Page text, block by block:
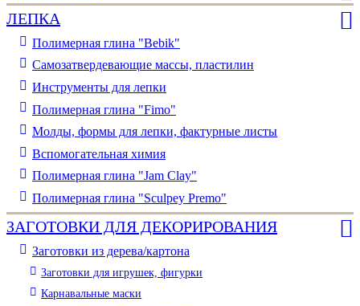
ЛЕПКА
Полимерная глина "Bebik"
Самозатвердевающие массы, пластилин
Инструменты для лепки
Полимерная глина "Fimo"
Молды, формы для лепки, фактурные листы
Вспомогательная химия
Полимерная глина "Jam Clay"
Полимерная глина "Sculpey Premo"
ЗАГОТОВКИ ДЛЯ ДЕКОРИРОВАНИЯ
Заготовки из дерева/картона
Заготовки для игрушек, фигурки
Карнавальные маски